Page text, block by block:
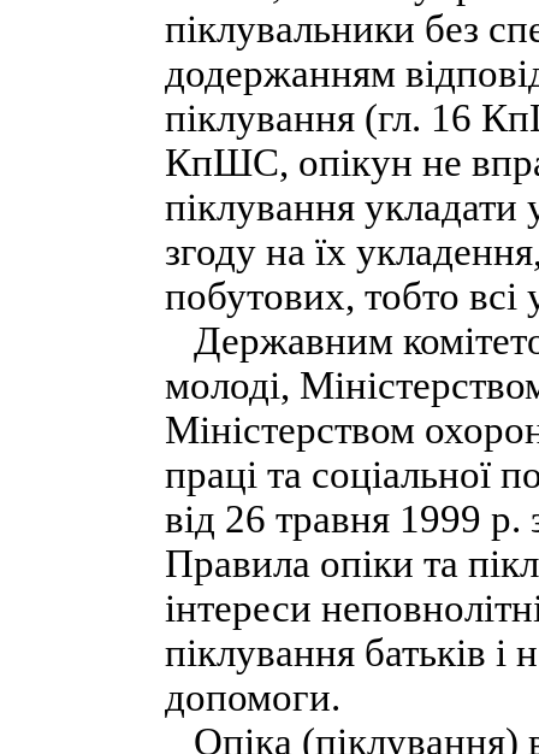
піклувальники без
додержанням
піклування (гл. 16
КпШС, опікун не
піклування
згоду на їх
побутових, тобто всі
Державним
молоді,
Міністерством
праці та соціальної
від 26 травня 1999
Правила опіки та
інтереси
піклування батьків і
допомоги.
Опіка (піклування)